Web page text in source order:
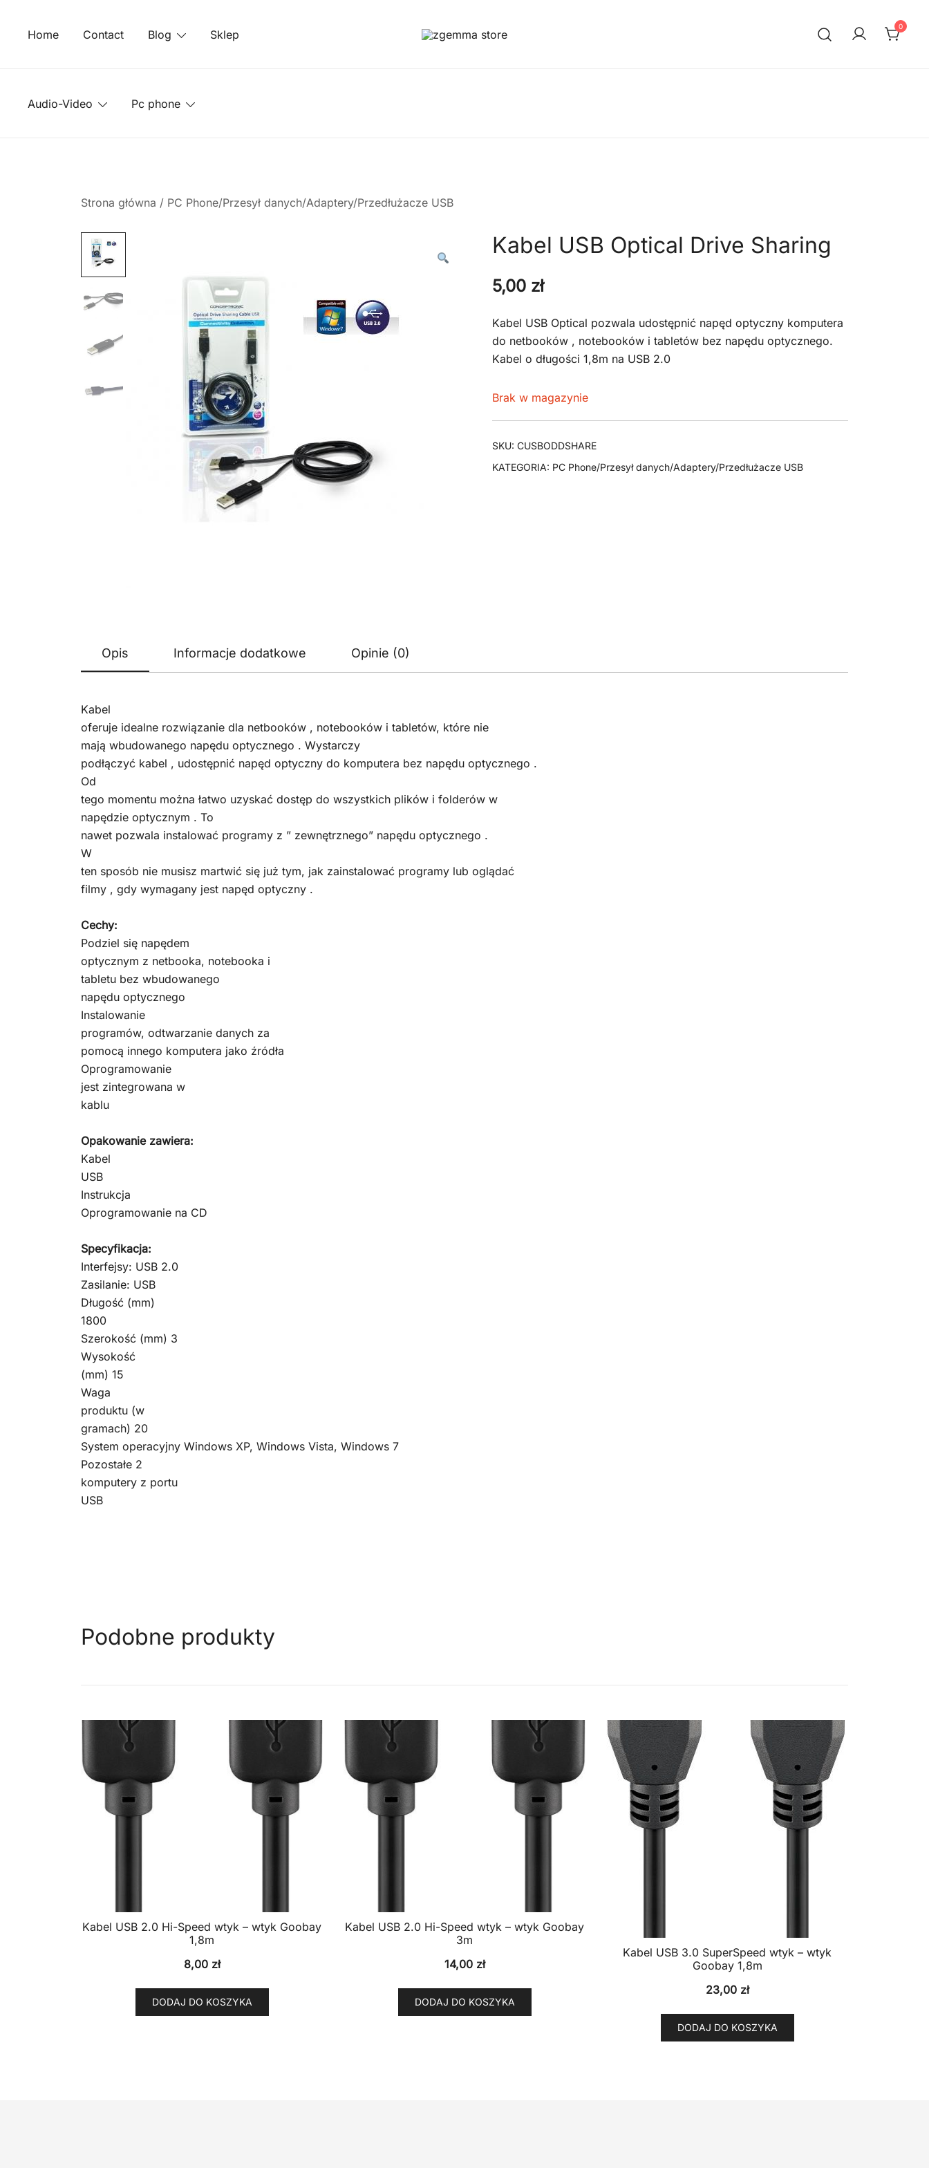
Home Contact Blog Sklep
0
Audio-Video Pc phone
Strona główna / PC Phone/Przesył danych/Adaptery/Przedłużacze USB
Kabel USB Optical Drive Sharing
5,00 zł
Kabel USB Optical pozwala udostępnić napęd optyczny komputera
do netbooków , notebooków i tabletów bez napędu optycznego.
Kabel o długości 1,8m na USB 2.0
Brak w magazynie
SKU: CUSBODDSHARE
KATEGORIA: PC Phone/Przesył danych/Adaptery/Przedłużacze USB
Opis Informacje dodatkowe Opinie (0)
Kabel
oferuje idealne rozwiązanie dla netbooków , notebooków i tabletów, które nie
mają wbudowanego napędu optycznego . Wystarczy
podłączyć kabel , udostępnić napęd optyczny do komputera bez napędu optycznego .
Od
tego momentu można łatwo uzyskać dostęp do wszystkich plików i folderów w
napędzie optycznym . To
nawet pozwala instalować programy z ” zewnętrznego” napędu optycznego .
W
ten sposób nie musisz martwić się już tym, jak zainstalować programy lub oglądać
filmy , gdy wymagany jest napęd optyczny .
Cechy:
Podziel się napędem
optycznym z netbooka, notebooka i
tabletu bez wbudowanego
napędu optycznego
Instalowanie
programów, odtwarzanie danych za
pomocą innego komputera jako źródła
Oprogramowanie
jest zintegrowana w
kablu
Opakowanie zawiera:
Kabel
USB
Instrukcja
Oprogramowanie na CD
Specyfikacja:
Interfejsy: USB 2.0
Zasilanie: USB
Długość (mm)
1800
Szerokość (mm) 3
Wysokość
(mm) 15
Waga
produktu (w
gramach) 20
System operacyjny Windows XP, Windows Vista, Windows 7
Pozostałe 2
komputery z portu
USB
Podobne produkty
Kabel USB 2.0 Hi-Speed wtyk – wtyk Goobay
1,8m
8,00 zł
DODAJ DO KOSZYKA
Kabel USB 2.0 Hi-Speed wtyk – wtyk Goobay
3m
14,00 zł
DODAJ DO KOSZYKA
Kabel USB 3.0 SuperSpeed wtyk – wtyk
Goobay 1,8m
23,00 zł
DODAJ DO KOSZYKA